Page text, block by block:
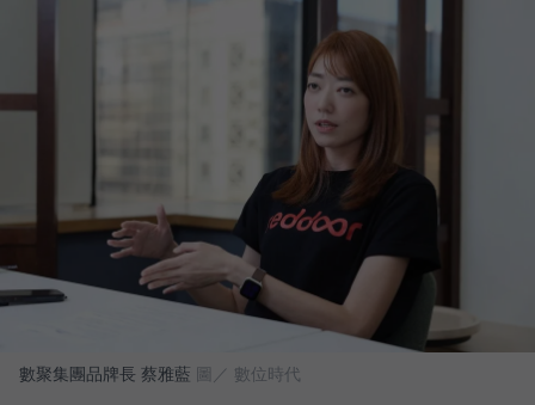
數聚集團品牌長 蔡雅藍 圖／ 數位時代